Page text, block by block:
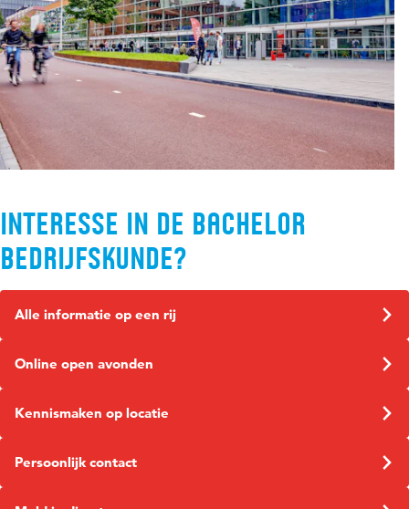
Interesse in de bachelor
Bedrijfskunde?
Alle informatie op een rij
Online open avonden
Kennismaken op locatie
Persoonlijk contact